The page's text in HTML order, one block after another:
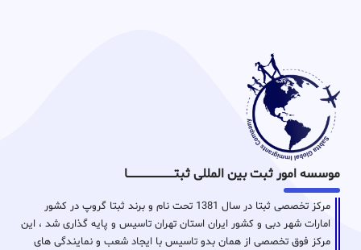
موسسه امور ثبت بین المللی ثبتـــــــــــــــــــــــــــــا
مرکز تخصصی ثبتا در سال 1381 تحت نام و برند ثبتا گروپ در کشور
امارات شهر دبی و کشور ایران استان تهران تاسیس و پایه گذاری شد ، این
مرکز فوق تخصصی از همان بدو تاسیس با ایجاد شعب و نمایندگی های